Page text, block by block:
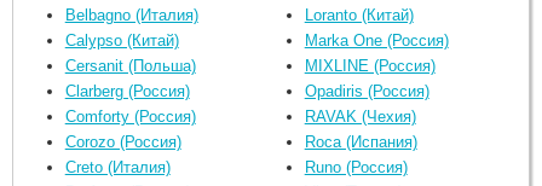
Belbagno (Италия)
Calypso (Китай)
Cersanit (Польша)
Clarberg (Россия)
Comforty (Россия)
Corozo (Россия)
Creto (Италия)
Loranto (Китай)
Marka One (Россия)
MIXLINE (Россия)
Opadiris (Россия)
RAVAK (Чехия)
Roca (Испания)
Runo (Россия)